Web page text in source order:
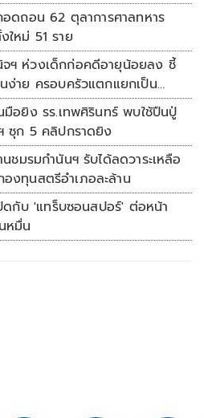
อดถอน 62 ตุลาการศาลทหาร
หม่ 51 ราย
ฯ ห่วงเด็กก่อคดีอายุน้อยลง ชี้
ง่าย ครอบครัวแตกแยกเป็น
มือยิง รร.เทพศิรินทร์ พบใช้ปืนปู่
ซุก 5 คลิปกราดยิง
นชมรมกำนันฯ รับได้ลดวาระเหลือ
งทุนสตรีอำเภอละล้าน
ดกับ 'แทร็บซอนสปอร์' ต่อหน้า
หมื่น